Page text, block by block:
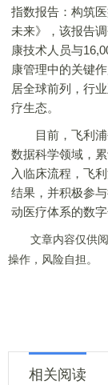
指数报告：构筑
未来》，该报告
康技术人员与
康管理中的关键
居全球前列，行
疗生态。
目前，飞利浦
数据科学领域，
入临床流程，飞
结果，并积极参
动医疗体系的数字
文章内容仅供阅
操作，风险自担。
相关阅读